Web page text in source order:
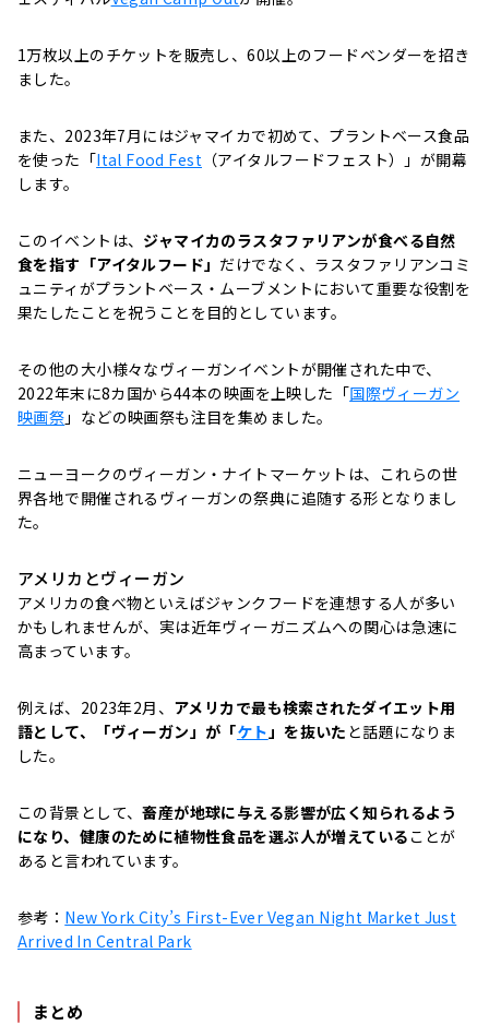
1万枚以上のチケットを販売し、60以上のフードベンダーを招き
ました。
また、2023年7月にはジャマイカで初めて、プラントベース食品
を使った「Ital Food Fest （アイタルフードフェスト）
」が開幕
します。
このイベントは、 ジャマイカのラスタファリアンが食べる自然
食を指す「アイタルフード」 だけでなく、ラスタファリアンコミ
ュニティがプラントベース・ムーブメントにおいて重要な役割を
果たしたことを祝うことを目的としています。
その他の大小様々なヴィーガンイベントが開催された中で、
2022年末に8カ国から44本の映画を上映した「国際ヴィーガン
映画祭 」などの映画祭も注目を集めました。
ニューヨークのヴィーガン・ナイトマーケットは、これらの世
界各地で開催されるヴィーガンの祭典に追随する形となりまし
た。
アメリカとヴィーガン
アメリカの食べ物といえばジャンクフードを連想する人が多い
かもしれませんが、実は近年ヴィーガニズムへの関心は急速に
高まっています。
例えば、 2023年2月、 アメリカで最も検索されたダイエット用
語として、「ヴィーガン」が「ケト」を抜いた と話題になりま
した。
この背景として、畜産が地球に与える影響が広く知られるよう
になり、健康のために植物性食品を選ぶ人が増えている ことが
あると言われています。
参考： New York City’s First-Ever Vegan Night Market Just
Arrived In Central Park
まとめ